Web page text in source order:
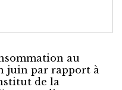
au
juin par rapport à
de la